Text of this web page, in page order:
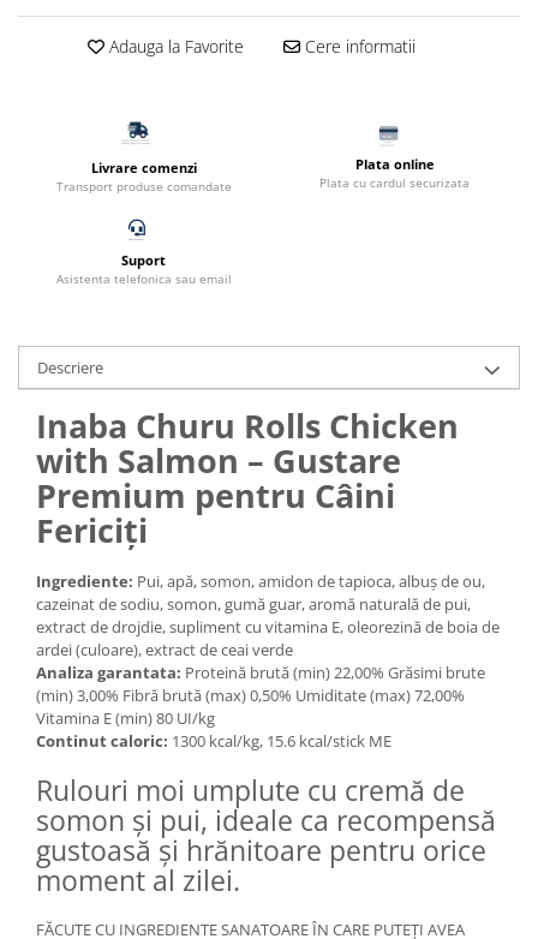
Lampa pentru acvariu
Neoane si LED-uri pentru acvarii
Sterilizator acvariu
Racitoare
Fertilizatori acvarii
Tratamente pesti acvariu
Curatare acvarii
Conditioneri apa acvariu
Medii filtrante
Decoruri si plante artificiale
Accesorii acvarii
Piese de schimb
Pasari
Batoane
Colivii pentru pasari
Hrana pasari
Rozatoare
Igiena rozatoare
Hrana Rozatoare
Reptile
Hrana reptile
Igiena reptile
Decoruri terarii
Adauga la Favorite Cere informatii
Livrare comenzi
Transport produse comandate
Plata online
Plata cu cardul securizata
Suport
Asistenta telefonica sau email
Descriere
Inaba Churu Rolls Chicken
with Salmon – Gustare
Premium pentru Câini
Fericiți
Ingrediente: Pui, apă, somon, amidon de tapioca, albuș de ou,
cazeinat de sodiu, somon, gumă guar, aromă naturală de pui,
extract de drojdie, supliment cu vitamina E, oleorezină de boia de
ardei (culoare), extract de ceai verde
Analiza garantata: Proteină brută (min) 22,00% Grăsimi brute
(min) 3,00% Fibră brută (max) 0,50% Umiditate (max) 72,00%
Vitamina E (min) 80 UI/kg
Continut caloric: 1300 kcal/kg, 15.6 kcal/stick ME
Rulouri moi umplute cu cremă de
somon și pui, ideale ca recompensă
gustoasă și hrănitoare pentru orice
moment al zilei.
FĂCUTE CU INGREDIENTE SANATOARE ÎN CARE PUTEȚI AVEA